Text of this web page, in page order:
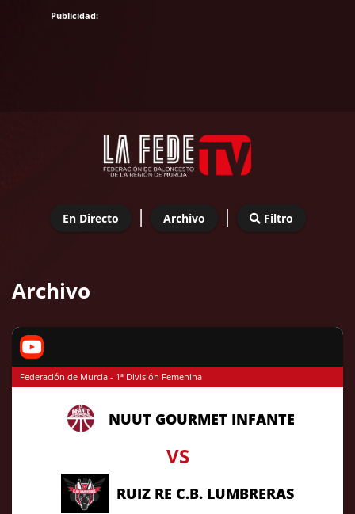
En Directo | Archivo | Filtro
Archivo
Federación de Murcia - 1ª División Femenina
NUUT GOURMET INFANTE
VS
RUIZ RE C.B. LUMBRERAS